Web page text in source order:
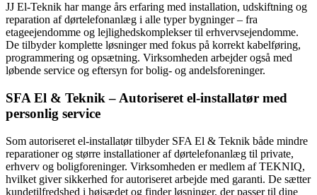
JJ El-Teknik har mange års erfaring med installation, udskiftning og
reparation af dørtelefonanlæg i alle typer bygninger – fra
etageejendomme og lejlighedskomplekser til erhvervsejendomme.
De tilbyder komplette løsninger med fokus på korrekt kabelføring,
programmering og opsætning. Virksomheden arbejder også med
løbende service og eftersyn for bolig- og andelsforeninger.
SFA El & Teknik – Autoriseret el-installatør med
personlig service
Som autoriseret el-installatør tilbyder SFA El & Teknik både mindre
reparationer og større installationer af dørtelefonanlæg til private,
erhverv og boligforeninger. Virksomheden er medlem af TEKNIQ,
hvilket giver sikkerhed for autoriseret arbejde med garanti. De sætter
kundetilfredshed i højsædet og finder løsninger, der passer til dine